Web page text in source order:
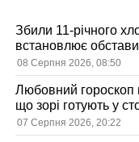
Збили 11-річного
встановлює
08 Серпня 2026, 08:50
Любовний гороскоп
що зорі готують у
07 Серпня 2026, 20:22